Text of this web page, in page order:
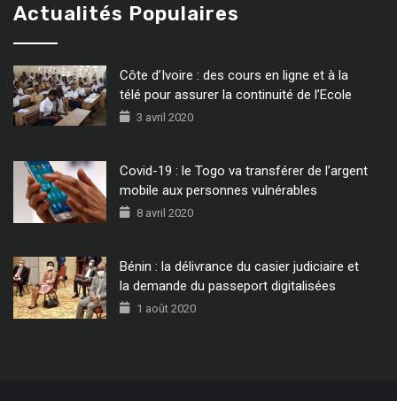
Actualités Populaires
Côte d’Ivoire : des cours en ligne et à la
télé pour assurer la continuité de l’Ecole
3 avril 2020
Covid-19 : le Togo va transférer de l’argent
mobile aux personnes vulnérables
8 avril 2020
Bénin : la délivrance du casier judiciaire et
la demande du passeport digitalisées
1 août 2020